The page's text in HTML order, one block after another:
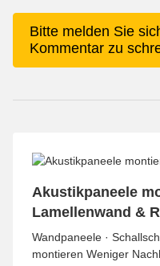
x
Bitte melden Sie
Kommentar zu
Akustikpaneele
Lamellenwand &
Wandpaneele ·
montieren Weniger